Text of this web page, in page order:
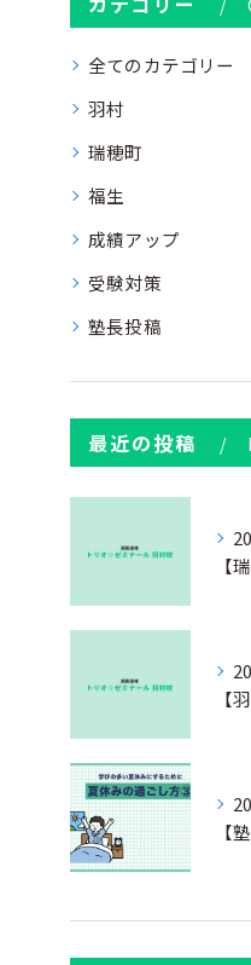
全てのカテゴリー
羽村
瑞穂町
福生
成績アップ
受験対策
塾長投稿
最近の投稿
【